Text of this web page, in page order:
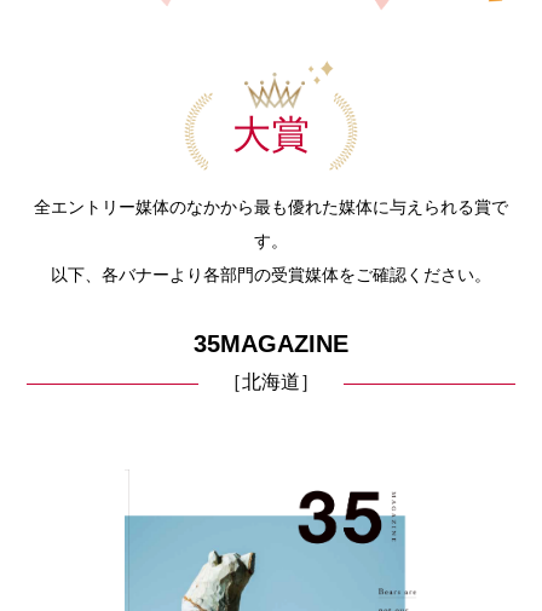
大賞
全エントリー媒体のなかから最も優れた媒体に与えられる賞で
す。
以下、各バナーより各部門の受賞媒体をご確認ください。
35MAGAZINE
［北海道］